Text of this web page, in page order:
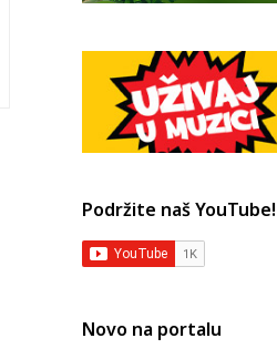
Podržite naš YouTube!
Novo na portalu